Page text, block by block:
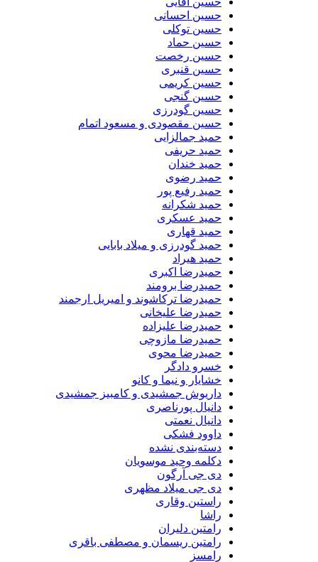
حسین احسانی
حسین توکلی
حسین حماد
حسین رخصت
حسین قنبری
حسین کریمی
حسین گنجی
حسین گودرزی
حسین مقصودی و مسعود اتمام
حمید جمالزایی
حمید حریفی
حمید خندان
حمید رضوی
حمید رفیع پور
حمید شکرانه
حمید عسکری
حمید قهاری
حمید گودرزی و میلاد بابایی
حمید هیراد
حمیدرضا اکبری
حمیدرضا برومند
حمیدرضا ترکاشوند و امیریل ارجمند
حمیدرضا علیخانی
حمیدرضا علیزاده
حمیدرضا مازوچی
حمیدرضا محوی
خسرو دادگر
خشایار و نیما و کانو
داریوش جمشیدی و کامبیز جمشیدی
دانیال پورناصری
دانیال نعمتی
داوود فشکی
دسته‌بندی نشده
دکلمه وحید موسویان
دی جی آرگون
دی جی میلاد مظهری
راستین وقاری
رامتین دلیران
رامتین ریسمان و مصطفی باقری